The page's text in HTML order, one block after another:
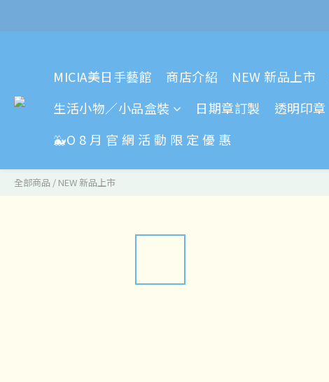
MICIA美日手藝館 商店介紹 NEW 新品上市
生活小物／小品盒裝
日期章訂製 透明印章
🐳O 8 月 官 網 活 動 限 定 優 惠
全部商品 / NEW 新品上市